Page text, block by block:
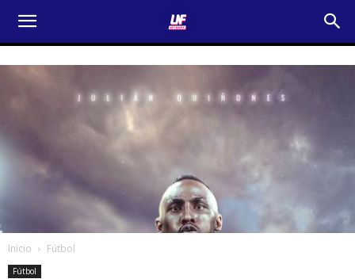
Inicio Fútbol
Fútbol